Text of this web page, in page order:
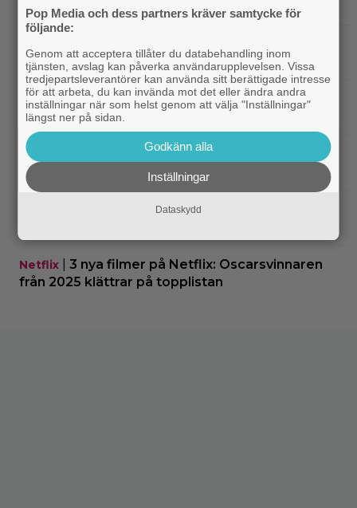
försenas – släpps 2027
1961 fick fullpott
Klassiker|”Hajen” i topp när Empires läsare
korar tidernas 100 bästa filmer
Exklusivt
”Svärtan”-stjärnan Linus Rogsgård om
sina favoritserier: ”En av de bästa…”
Nu på Viaplay: ”Stiliserat våld och
Netflix
3 nya filmer på Netflix: Oscarsvinnaren
från 2025 klättrar på topplistan
Pop Media och dess partners kräver samtycke för
följande:
Genom att acceptera tillåter du databehandling inom
tjänsten, avslag kan påverka användarupplevelsen. Vissa
tredjepartsleverantörer kan använda sitt berättigade intresse
för att arbeta, du kan invända mot det eller ändra andra
inställningar när som helst genom att välja "Inställningar"
längst ner på sidan.
Godkänn alla
Inställningar
Dataskydd